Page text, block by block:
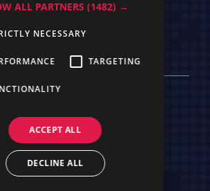
ALL PARTNERS(1482) →
NECESSARY
TARGETING
ACCEPT ALL
DECLINE ALL